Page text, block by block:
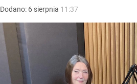
Dodano: 6 sierpnia 11:37